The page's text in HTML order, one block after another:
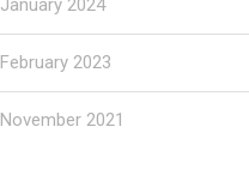
January 2024
February 2023
November 2021